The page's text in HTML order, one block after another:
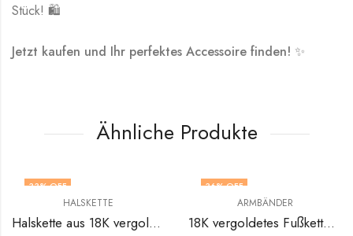
Stück! 🛍️
Jetzt kaufen und Ihr perfektes Accessoire finden! ✨
Ähnliche Produkte
33% OFF
HALSKETTE
Halskette aus 18K vergoldetem Edelstahl von V&F Jewelers
36% OFF
ARMBÄNDER
18K vergoldetes Fußkettchen aus Edelstahl von V&F Jewelers